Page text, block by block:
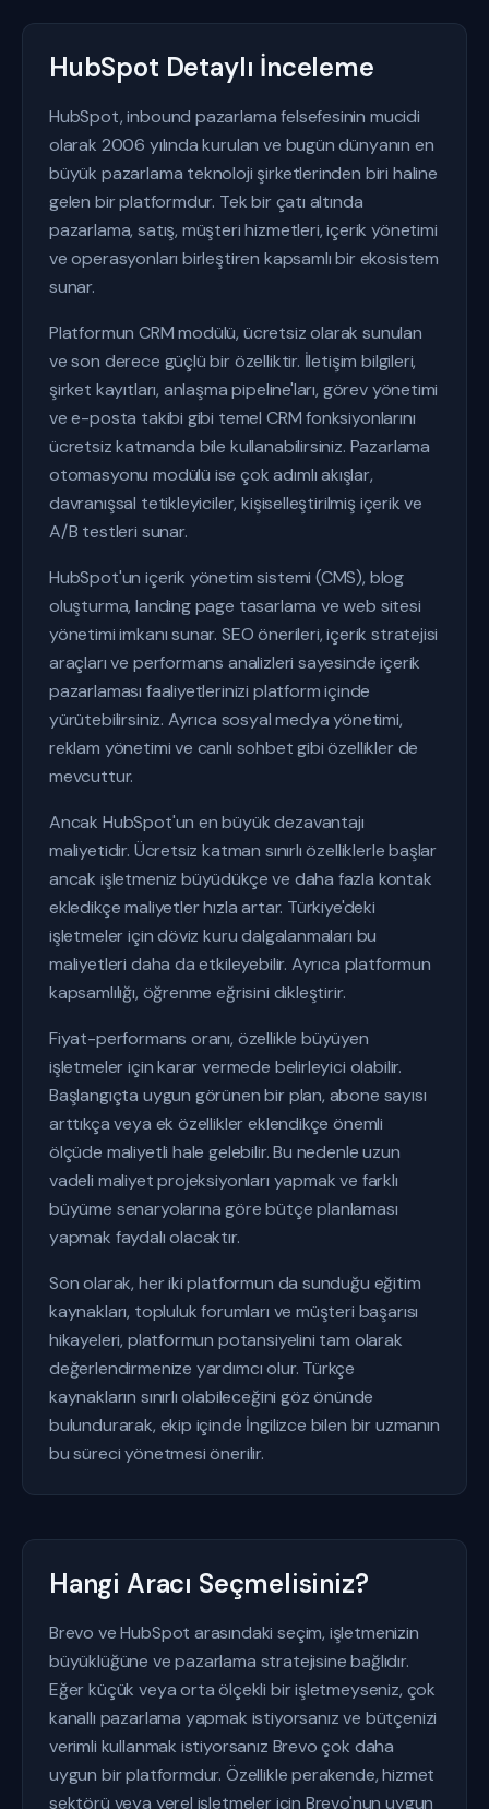
HubSpot Detaylı İnceleme
HubSpot, inbound pazarlama felsefesinin mucidi
olarak 2006 yılında kurulan ve bugün dünyanın en
büyük pazarlama teknoloji şirketlerinden biri haline
gelen bir platformdur. Tek bir çatı altında
pazarlama, satış, müşteri hizmetleri, içerik yönetimi
ve operasyonları birleştiren kapsamlı bir ekosistem
sunar.
Platformun CRM modülü, ücretsiz olarak sunulan
ve son derece güçlü bir özelliktir. İletişim bilgileri,
şirket kayıtları, anlaşma pipeline'ları, görev yönetimi
ve e-posta takibi gibi temel CRM fonksiyonlarını
ücretsiz katmanda bile kullanabilirsiniz. Pazarlama
otomasyonu modülü ise çok adımlı akışlar,
davranışsal tetikleyiciler, kişiselleştirilmiş içerik ve
A/B testleri sunar.
HubSpot'un içerik yönetim sistemi (CMS), blog
oluşturma, landing page tasarlama ve web sitesi
yönetimi imkanı sunar. SEO önerileri, içerik stratejisi
araçları ve performans analizleri sayesinde içerik
pazarlaması faaliyetlerinizi platform içinde
yürütebilirsiniz. Ayrıca sosyal medya yönetimi,
reklam yönetimi ve canlı sohbet gibi özellikler de
mevcuttur.
Ancak HubSpot'un en büyük dezavantajı
maliyetidir. Ücretsiz katman sınırlı özelliklerle başlar
ancak işletmeniz büyüdükçe ve daha fazla kontak
ekledikçe maliyetler hızla artar. Türkiye'deki
işletmeler için döviz kuru dalgalanmaları bu
maliyetleri daha da etkileyebilir. Ayrıca platformun
kapsamlılığı, öğrenme eğrisini dikleştirir.
Fiyat-performans oranı, özellikle büyüyen
işletmeler için karar vermede belirleyici olabilir.
Başlangıçta uygun görünen bir plan, abone sayısı
arttıkça veya ek özellikler eklendikçe önemli
ölçüde maliyetli hale gelebilir. Bu nedenle uzun
vadeli maliyet projeksiyonları yapmak ve farklı
büyüme senaryolarına göre bütçe planlaması
yapmak faydalı olacaktır.
Son olarak, her iki platformun da sunduğu eğitim
kaynakları, topluluk forumları ve müşteri başarısı
hikayeleri, platformun potansiyelini tam olarak
değerlendirmenize yardımcı olur. Türkçe
kaynakların sınırlı olabileceğini göz önünde
bulundurarak, ekip içinde İngilizce bilen bir uzmanın
bu süreci yönetmesi önerilir.
Hangi Aracı Seçmelisiniz?
Brevo ve HubSpot arasındaki seçim, işletmenizin
büyüklüğüne ve pazarlama stratejisine bağlıdır.
Eğer küçük veya orta ölçekli bir işletmeyseniz, çok
kanallı pazarlama yapmak istiyorsanız ve bütçenizi
verimli kullanmak istiyorsanız Brevo çok daha
uygun bir platformdur. Özellikle perakende, hizmet
sektörü veya yerel işletmeler için Brevo'nun uygun